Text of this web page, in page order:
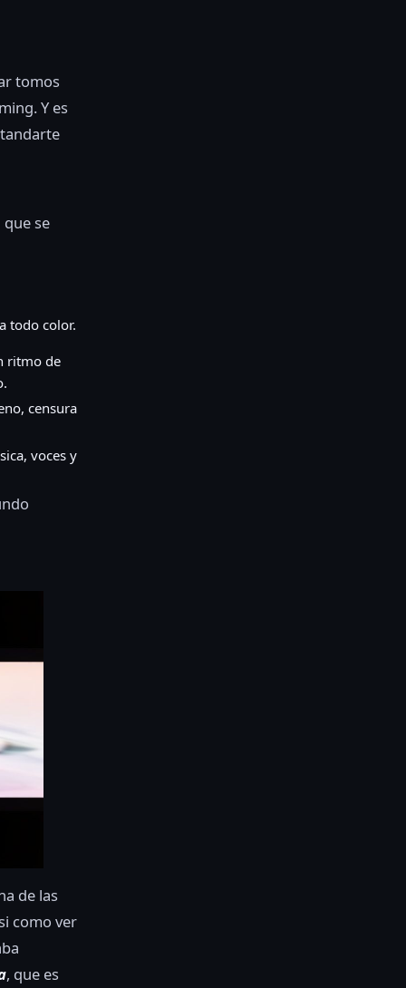
tomos
Y es
se
todo color.
ritmo de
censura
voces y
de las
como ver
, que es